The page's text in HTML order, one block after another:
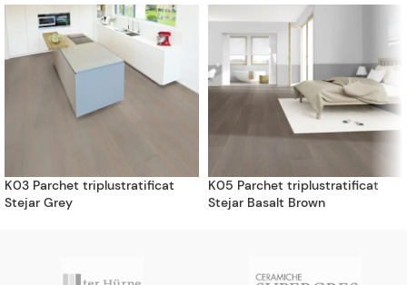
K03 Parchet triplustratificat
Stejar Grey
K05 Parchet triplustratificat
Stejar Basalt Brown